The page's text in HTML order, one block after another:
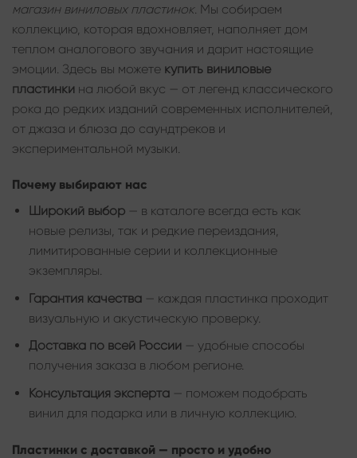
магазин виниловых пластинок. Мы собираем
коллекцию, которая вдохновляет, наполняет дом
теплом аналогового звучания и дарит настоящие
эмоции. Здесь вы можете купить виниловые
пластинки на любой вкус — от легенд классического
рока до редких изданий современных исполнителей,
от джаза и блюза до саундтреков и
экспериментальной музыки.
Почему выбирают нас
Широкий выбор— в каталоге всегда есть как
новые релизы, так и редкие переиздания,
лимитированные серии и коллекционные
экземпляры.
Гарантия качества— каждая пластинка проходит
визуальную и акустическую проверку.
Доставка по всей России— удобные способы
получения заказа в любом регионе.
Консультация эксперта— поможем подобрать
винил для подарка или в личную коллекцию.
Пластинки с доставкой — просто и удобно